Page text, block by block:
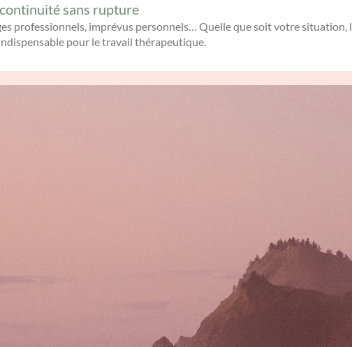
sans rupture
professionnels, imprévus personnels… Quelle que soit votre situation,
pour le travail thérapeutique.